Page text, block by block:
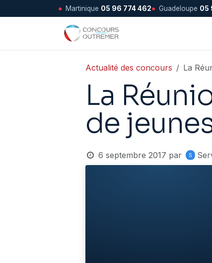
● Martinique 05 96 774 462● Guadeloupe 05
Se rendre au contenu
Actualité des concours La
La
de
6 septembre 2017 par